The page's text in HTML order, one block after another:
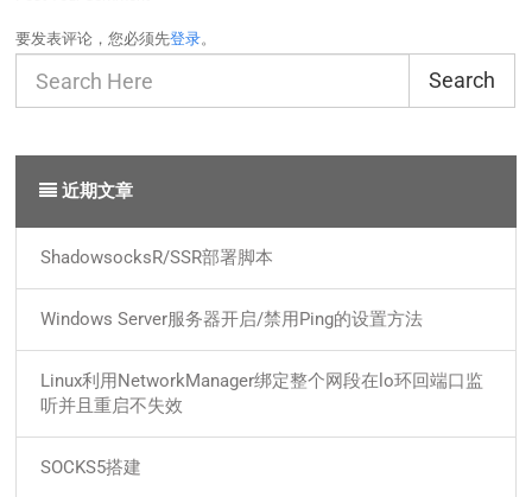
要发表评论，您必须先登录。
Search
近期文章
ShadowsocksR/SSR部署脚本
Windows Server服务器开启/禁用Ping的设置方法
Linux利用NetworkManager绑定整个网段在lo环回端口监
听并且重启不失效
SOCKS5搭建